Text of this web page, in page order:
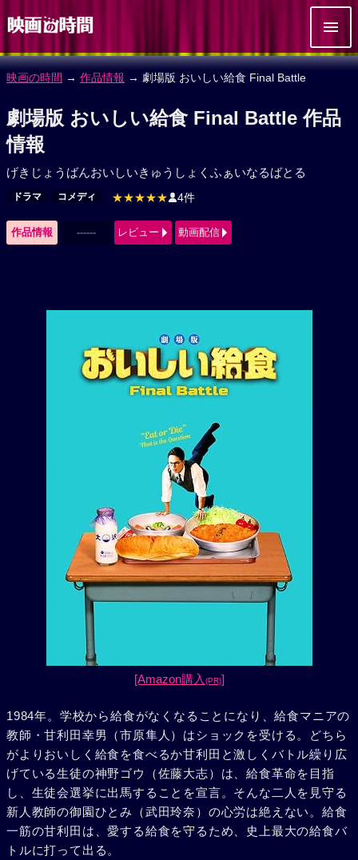
映画の時間 → 作品情報 → 劇場版 おいしい給食 Final Battle
劇場版 おいしい給食 Final Battle 作品
情報
げきじょうばんおいしいきゅうしょくふぁいなるばとる
ドラマ コメディ ★★★★★ 4件
作品情報 ------ レビュー 動画配信
[Amazon購入 (PR)]
1984年。学校から給食がなくなることになり、給食マニアの
教師・甘利田幸男（市原隼人）はショックを受ける。どちら
がよりおいしく給食を食べるか甘利田と激しくバトル繰り広
げている生徒の神野ゴウ（佐藤大志）は、給食革命を目指
し、生徒会選挙に出馬することを宣言。そんな二人を見守る
新人教師の御園ひとみ（武田玲奈）の心労は絶えない。給食
一筋の甘利田は、愛する給食を守るため、史上最大の給食バ
トルに打って出る。